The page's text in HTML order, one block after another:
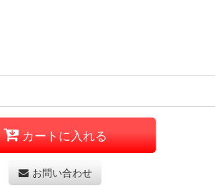
カートに入れる
お問い合わせ